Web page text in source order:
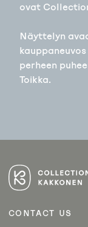
ovat
Näyttelyn
perheen
Toikka.
CONTACT US